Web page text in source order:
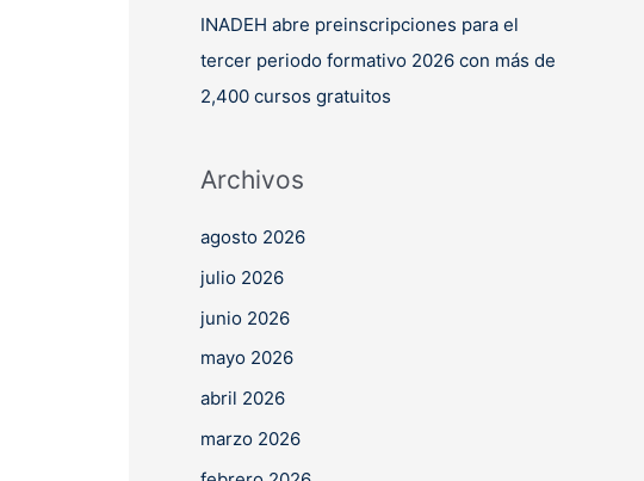
INADEH abre preinscripciones para el
tercer periodo formativo 2026 con más de
2,400 cursos gratuitos
Archivos
agosto 2026
julio 2026
junio 2026
mayo 2026
abril 2026
marzo 2026